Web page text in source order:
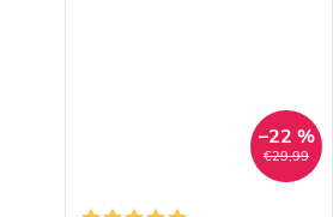
€29,99
–22 %